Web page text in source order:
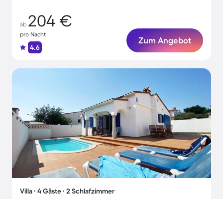
ab 204 €
pro Nacht
4.6
Zum Angebot
Villa ∙ 4 Gäste ∙ 2 Schlafzimmer